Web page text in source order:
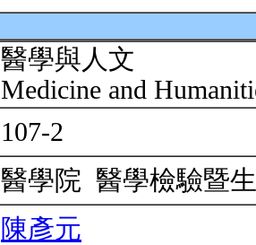
醫學與人文
Medicine and
107-2
醫學院 醫學檢驗暨
陳彥元